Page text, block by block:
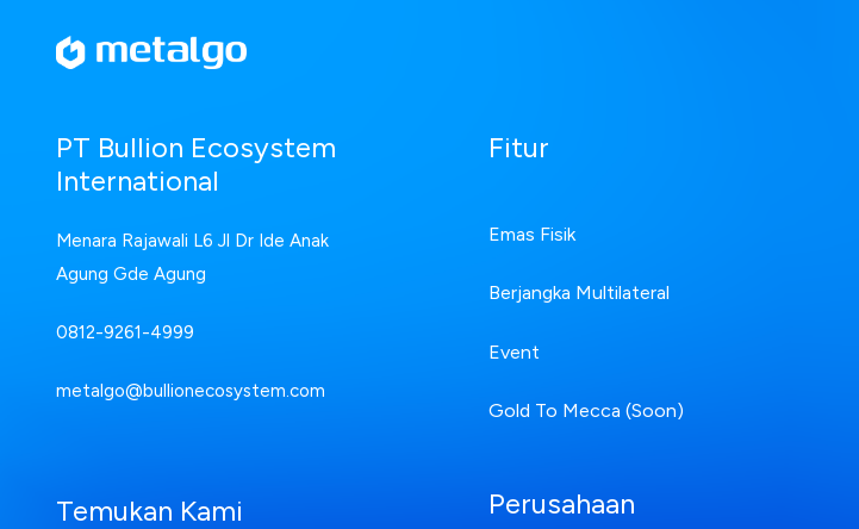
PT Bullion Ecosystem
International
Menara Rajawali L6 Jl Dr Ide Anak
Agung Gde Agung
0812-9261-4999
metalgo@bullionecosystem.com
Temukan Kami
Fitur
Emas Fisik
Berjangka Multilateral
Event
Gold To Mecca (Soon)
Perusahaan